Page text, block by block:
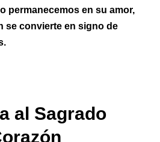
permanecemos en su amor,
se convierte en signo de
al Sagrado